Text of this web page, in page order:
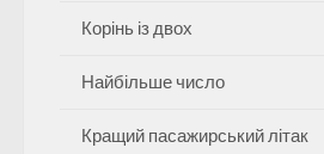
Корінь із двох
Найбільше число
Кращий пасажирський літак